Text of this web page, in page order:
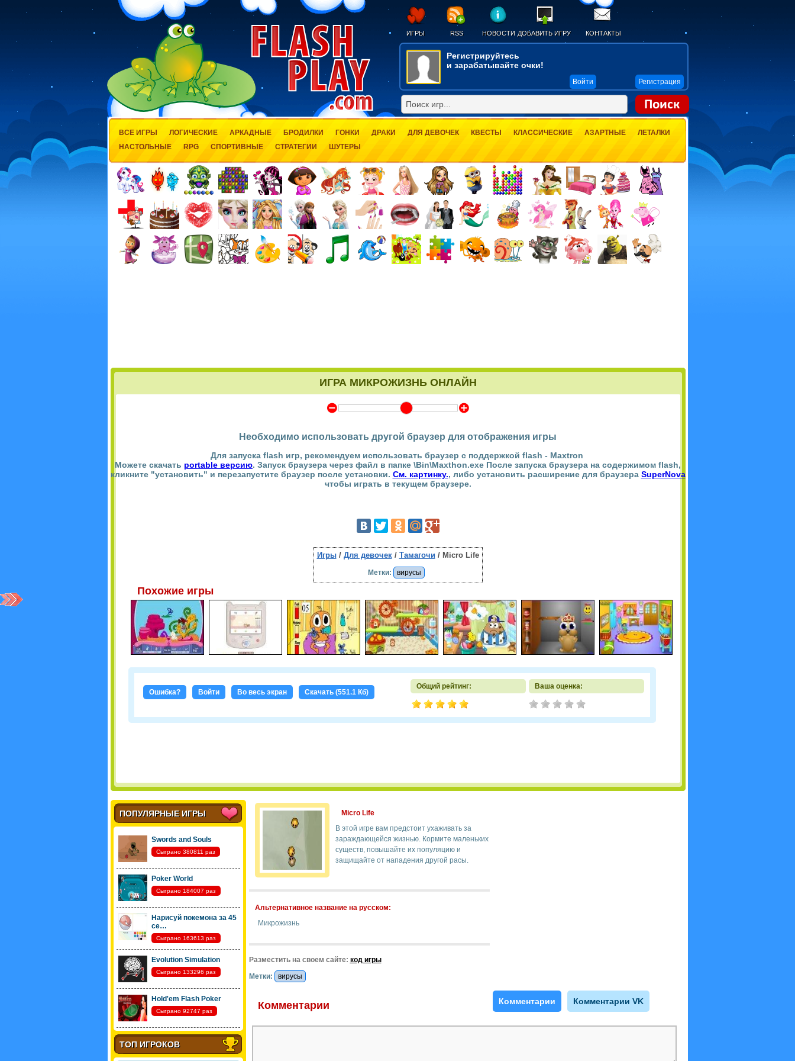
ИГРЫ RSS НОВОСТИ ДОБАВИТЬ ИГРУ КОНТАКТЫ
Регистрируйтесь
и зарабатывайте очки!
Войти Регистрация
ВСЕ ИГРЫ ЛОГИЧЕСКИЕ АРКАДНЫЕ БРОДИЛКИ ГОНКИ ДРАКИ ДЛЯ ДЕВОЧЕК КВЕСТЫ КЛАССИЧЕСКИЕ АЗАРТНЫЕ
ЛЕТАЛКИ
НАСТОЛЬНЫЕ
RPG СПОРТИВНЫЕ СТРАТЕГИИ ШУТЕРЫ
ИГРА МИКРОЖИЗНЬ ОНЛАЙН
Y Z
Необходимо использовать другой браузер для отображения игры
Для запуска flash игр, рекомендуем использовать браузер с поддержкой flash - Maxtron
Можете скачать portable версию. Запуск браузера через файл в папке \Bin\Maxthon.exe После запуска браузера на содержимом flash,
кликните "установить" и перезапустите браузер после установки. См. картинку., либо установить расширение для браузера SuperNova
чтобы играть в текущем браузере.
Игры/ Для девочек/ Тамагочи / Micro Life
Метки: вирусы
Похожие игры
Ошибка? Войти Во весь экран Скачать (551.1 Кб)
Общий рейтинг: Ваша оценка:
ПОПУЛЯРНЫЕ ИГРЫ
Swords and Souls
Сыграно 380811 раз
Poker World
Сыграно 184007 раз
Нарисуй покемона за 45
се…
Сыграно 163613 раз
Evolution Simulation
Сыграно 133296 раз
Hold'em Flash Poker
Сыграно 92747 раз
ТОП ИГРОКОВ
Micro Life
В этой игре вам предстоит ухаживать за
зараждающейся жизнью. Кормите маленьких
существ, повышайте их популяцию и
защищайте от нападения другой расы.
Альтернативное название на русском:
Микрожизнь
Разместить на своем сайте: код игры
Метки:
вирусы
Комментарии Комментарии Комментарии VK